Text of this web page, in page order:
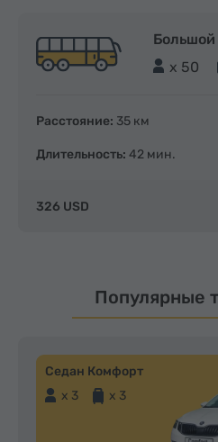
Большой
x 50
Расстояние: 35 км
Длительность: 42 мин.
326 USD
Популярные
Седан Комфорт
x 3
x 3